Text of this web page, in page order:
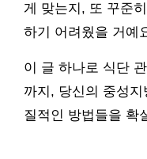
게 맞는지, 또 꾸준
하기 어려웠을 거예
이 글 하나로 식단
까지, 당신의 중성
질적인 방법들을 확